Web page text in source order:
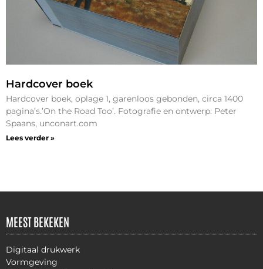
Hardcover boek
Hardcover boek, oplage 1, garenloos gebonden, circa 1400
pagina’s.’On the Road Too’. Fotografie en ontwerp: Peter
Spaans, unconart.com
Lees verder »
MEEST BEKEKEN
Digitaal drukwerk
Vormgeving